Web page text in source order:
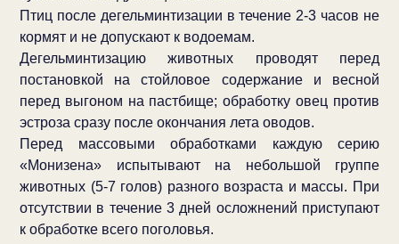
Птиц после дегельминтизации в течение 2-3 часов не
кормят и не допускают к водоемам.
Дегельминтизацию животных проводят перед
постановкой на стойловое содержание и весной
перед выгоном на пастбище; обработку овец против
эстроза сразу после окончания лета оводов.
Перед массовыми обработками каждую серию
«Монизена» испытывают на небольшой группе
животных (5-7 голов) разного возраста и массы. При
отсутствии в течение 3 дней осложнений приступают
к обработке всего поголовья.